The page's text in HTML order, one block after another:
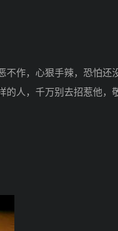
作，心狠手辣，恐怕还
的人，千万别去招惹他，